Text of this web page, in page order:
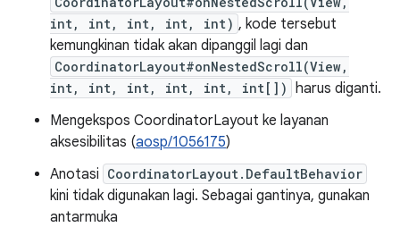
int, int, int, int, int) , kode tersebut
kemungkinan tidak akan dipanggil lagi dan
CoordinatorLayout#onNestedScroll(View,
int, int, int, int, int, int[]) harus diganti.
Mengekspos CoordinatorLayout ke layanan
aksesibilitas (aosp/1056175)
Anotasi CoordinatorLayout.DefaultBehavior
kini tidak digunakan lagi. Sebagai gantinya, gunakan
antarmuka